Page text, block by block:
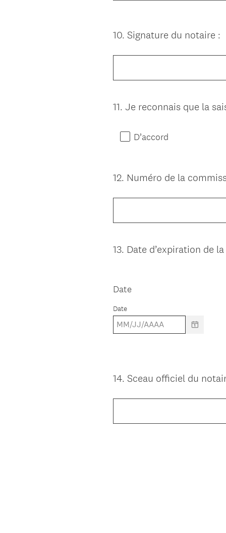
Question
10. Signature du notaire :
Question
11. Je reconnais que la
D’accord
Question
12. Numéro de la
Question
13. Date d’expiration de
Date
Date
Question
14. Sceau officiel du